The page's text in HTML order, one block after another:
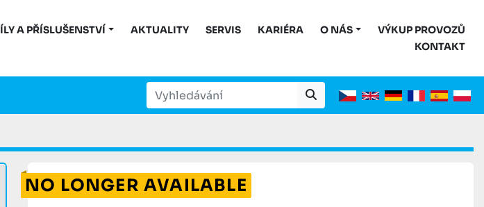
DÍLY A PŘÍSLUŠENSTVÍ AKTUALITY SERVIS KARIÉRA O NÁS
VÝKUP PROVOZŮ
KONTAKT
NO LONGER AVAILABLE